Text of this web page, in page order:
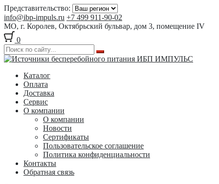
Представительство:
info@ibp-impuls.ru +7 499 911-90-02
МО, г. Королев, Октябрьский бульвар, дом 3, помещение IV
0
Перейти
навигации
Перейти
содержимому
Каталог
Оплата
Доставка
Сервис
О компании
О компании
Новости
Сертификаты
Пользовательское соглашение
Политика конфиденциальности
Контакты
Обратная связь